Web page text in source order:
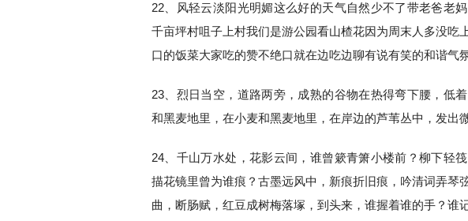
22、风轻云淡阳光明媚这么好的天气自然少不了带老爸老
千亩坪村咀子上村我们是游公园看山楂花因为周末人多没吃
口的饭菜大家吃的赞不绝口就在边吃边聊有说有笑的和谐气
23、烈日当空，道路两旁，成熟的谷物在热得弯下腰，低
和黑麦地里，在小麦和黑麦地里，在岸边的芦苇丛中，发出
24、千山万水处，花影云间，谁曾簌青箫小楼前？柳下轻
描花镜里曾为谁痕？古墨远风中，新痕折旧痕，吟清词弄琴
曲，断肠赋，红豆成树梅落塚，到头来，谁握着谁的手？谁